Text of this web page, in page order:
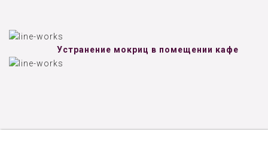
Устранение мокриц в помещении кафе